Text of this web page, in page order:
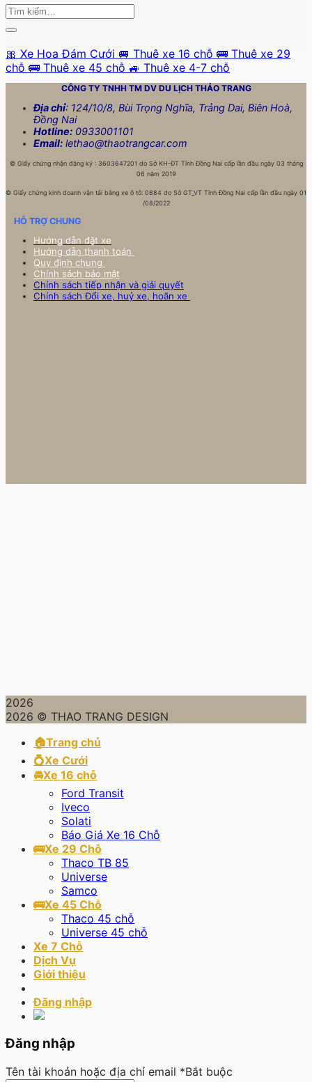
🎀 Xe Hoa Đám Cưới 🚐 Thuê xe 16 chỗ 🚌 Thuê xe 29
chỗ 🚌 Thuê xe 45 chỗ 🚙 Thuê xe 4-7 chỗ
CÔNG TY TNHH TM DV DU LỊCH THẢO TRANG
Địa chỉ: 124/10/8, Bùi Trọng Nghĩa, Trảng Dai, Biên Hoà,
Đồng Nai
Hotline: 0933001101
Email: lethao@thaotrangcar.com
©Giấy chứng nhận đăng ký : 3603647201 do Sở KH-ĐT Tỉnh Đồng Nai cấp lần đầu ngày 03 tháng
06 năm 2019
© Giấy chứng kinh doanh vận tải bằng xe ô tô: 0884 do Sở GT_VT Tỉnh Đồng Nai cấp lần đầu ngày 01
/08/2022
HỖ TRỢ CHUNG
Hướng dẫn đặt xe
Hướng dẫn thanh toán
Quy định chung
Chính sách bảo mật
Chính sách tiếp nhận và giải quyết
Chính sách Đổi xe, huỷ xe, hoãn xe
2026
2026 © THAO TRANG DESIGN
🏠Trang chủ
💍Xe Cưới
🚘Xe 16 chỗ
Ford Transit
Iveco
Solati
Báo Giá Xe 16 Chỗ
🚌Xe 29 Chỗ
Thaco TB 85
Universe
Samco
🚌Xe 45 Chỗ
Thaco 45 chỗ
Universe 45 chỗ
Xe 7 Chỗ
Dịch Vụ
Giới thiệu
Đăng nhập
Đăng nhập
Tên tài khoản hoặc địa chỉ email *Bắt buộc